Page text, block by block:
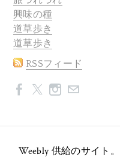
興味の種
道草歩き
道草歩き
RSSフィード
Weebly 供給のサイト。